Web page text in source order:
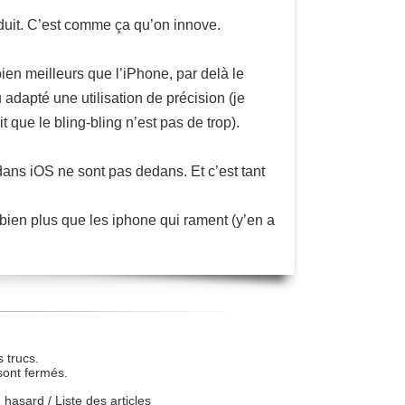
C’est comme ça qu’on innove.
meilleurs que l’iPhone, par delà le
adapté une utilisation de précision (je
que le bling-bling n’est pas de trop).
iOS ne sont pas dedans. Et c’est tant
plus que les iphone qui rament (y’en a
trucs.
fermés.
hasard / Liste des articles